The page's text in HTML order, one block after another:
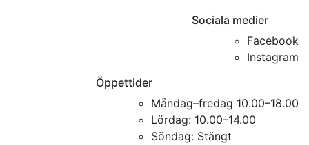
Sociala medier
Facebook
Instagram
Öppettider
Måndag–fredag 10.00–18.00
Lördag: 10.00–14.00
Söndag: Stängt